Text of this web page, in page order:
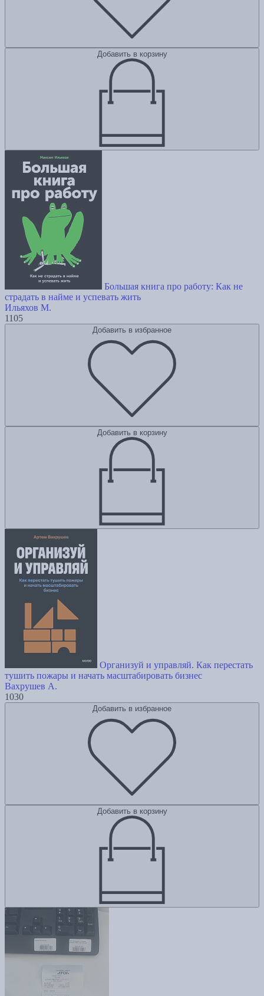
Добавить в корзину
Большая книга про работу: Как не
страдать в найме и успевать жить
Ильяхов М.
1105
Добавить в избранное
Добавить в корзину
Организуй и управляй. Как перестать
тушить пожары и начать масштабировать бизнес
Вахрушев А.
1030
Добавить в избранное
Добавить в корзину